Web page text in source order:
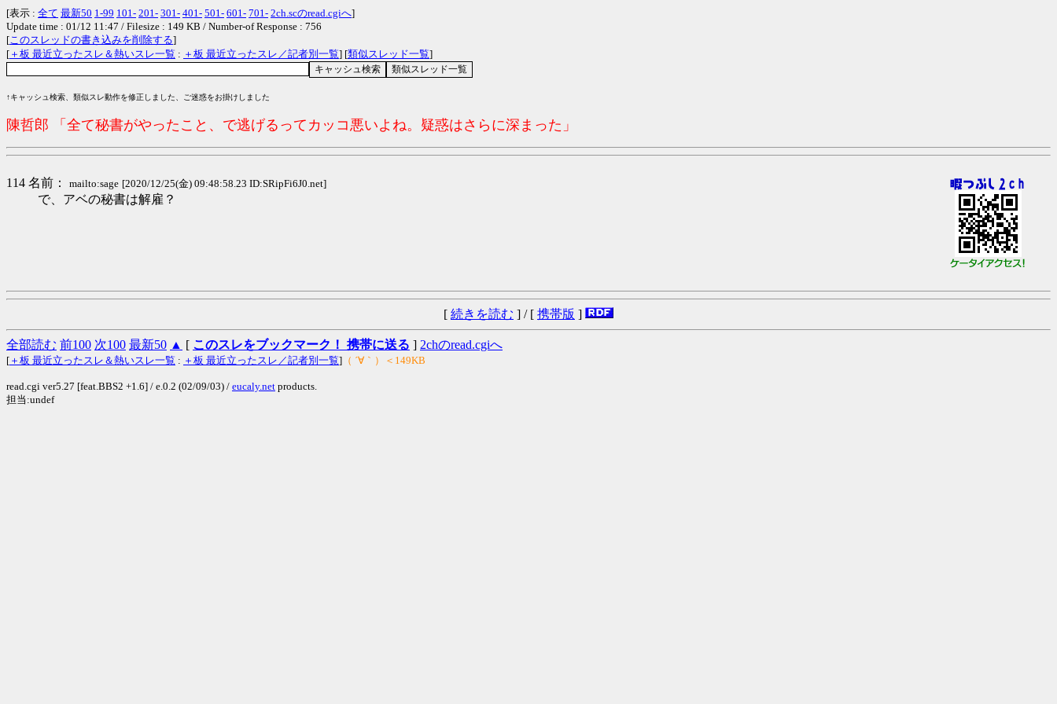
[表示 : 全て 最新50 1-99 101- 201- 301- 401- 501- 601- 701- 2ch.scのread.cgiへ]
Update time : 01/12 11:47 / Filesize : 149 KB / Number-of Response : 756
[このスレッドの書き込みを削除する]
[ ＋板 最近立ったスレ＆熱いスレ一覧 : ＋板 最近立ったスレ／記者別一覧] [類似スレッド一覧]
↑キャッシュ検索、類似スレ動作を修正しました、ご迷惑をお掛けしました
陳哲郎 「全て秘書がやったこと、で逃げるってカッコ悪いよね。疑惑はさらに深まった」
114 名前： mailto:sage [2020/12/25(金) 09:48:58.23 ID:SRipFi6J0.net]
で、アベの秘書は解雇？
[ 続きを読む ] / [ 携帯版 ]
全部読む 前100 次100 最新50 ▲ [ このスレをブックマーク！ 携帯に送る ] 2chのread.cgiへ
[ ＋板 最近立ったスレ＆熱いスレ一覧 : ＋板 最近立ったスレ／記者別一覧] （ ´∀｀）＜149KB
read.cgi ver5.27 [feat.BBS2 +1.6] / e.0.2 (02/09/03) / eucaly.net products.
担当:undef